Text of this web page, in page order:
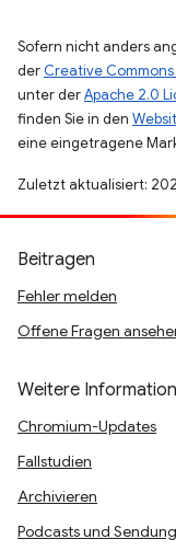
Sofern nicht anders
der Creative
unter derApache 2.0
finden Sie in den
eine eingetragene
Zuletzt aktualisiert:
Beitragen
Fehler melden
Offene Fragen
Weitere
Chromium-Updates
Fallstudien
Archivieren
Podcasts und